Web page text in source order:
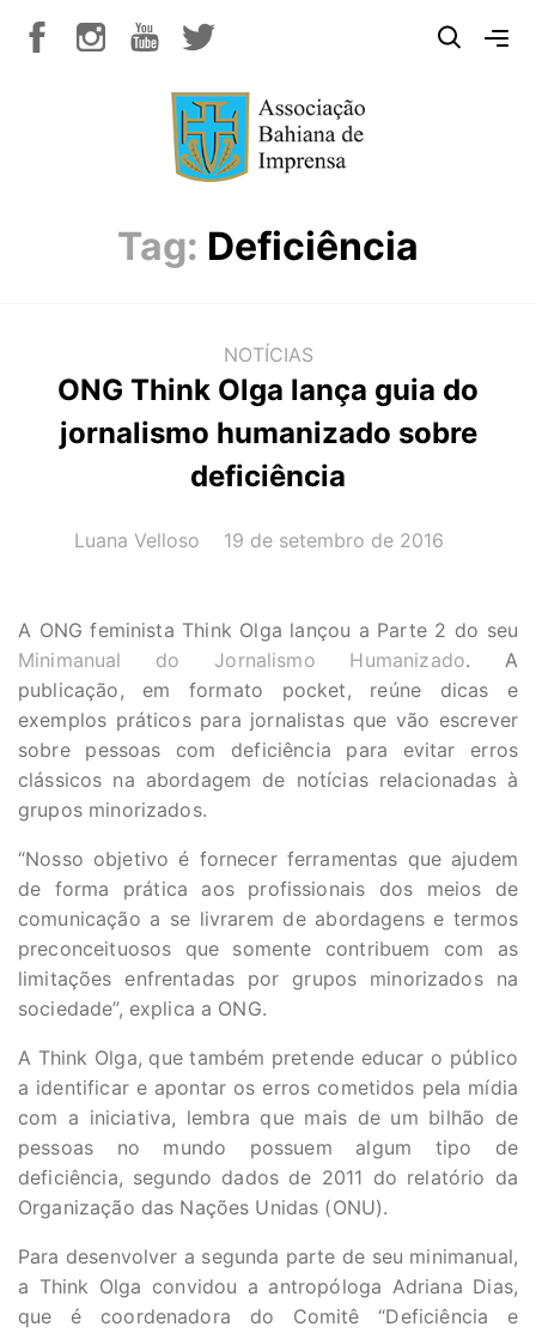
Tag: Deficiência
NOTÍCIAS
ONG Think Olga lança guia do
jornalismo humanizado sobre
deficiência
AUTOR(A):
Luana Velloso DATA:
19 de setembro de 2016
A ONG feminista Think Olga lançou a Parte 2 do seu
Minimanual do Jornalismo Humanizado. A
publicação, em formato pocket, reúne dicas e
exemplos práticos para jornalistas que vão escrever
sobre pessoas com deficiência para evitar erros
clássicos na abordagem de notícias relacionadas à
grupos minorizados.
“Nosso objetivo é fornecer ferramentas que ajudem
de forma prática aos profissionais dos meios de
comunicação a se livrarem de abordagens e termos
preconceituosos que somente contribuem com as
limitações enfrentadas por grupos minorizados na
sociedade”, explica a ONG.
A Think Olga, que também pretende educar o público
a identificar e apontar os erros cometidos pela mídia
com a iniciativa, lembra que mais de um bilhão de
pessoas no mundo possuem algum tipo de
deficiência, segundo dados de 2011 do relatório da
Organização das Nações Unidas (ONU).
Para desenvolver a segunda parte de seu minimanual,
a Think Olga convidou a antropóloga Adriana Dias,
que é coordenadora do Comitê “Deficiência e